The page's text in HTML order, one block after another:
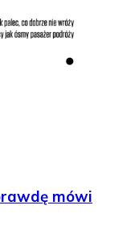
mówi